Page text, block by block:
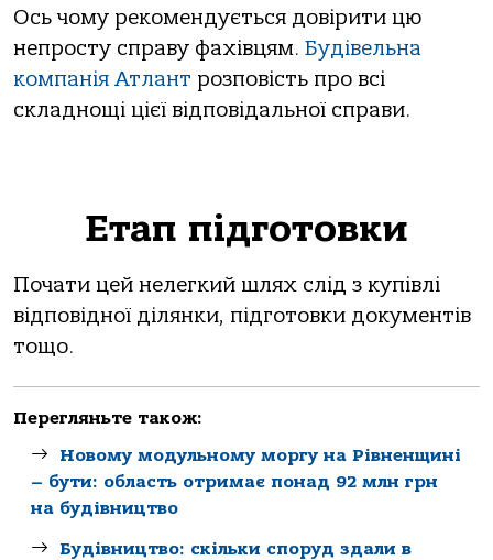
Ось чому рекомендується довірити цю
непросту справу фахівцям. Будівельна
компанія Атлант розповість про всі
складнощі цієї відповідальної справи.
Етап підготовки
Почати цей нелегкий шлях слід з купівлі
відповідної ділянки, підготовки документів
тощо.
Перегляньте також:
Новому модульному моргу на Рівненщині
– бути: область отримає понад 92 млн грн
на будівництво
Будівництво: скільки споруд здали в